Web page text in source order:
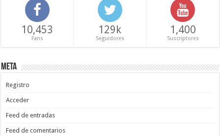
10,453
Fans
129k
Seguidores
1,400
Suscriptores
Meta
Registro
Acceder
Feed de entradas
Feed de comentarios